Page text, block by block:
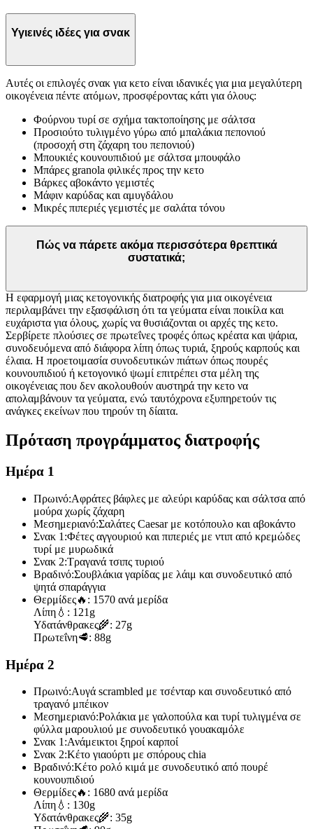
Υγιεινές ιδέες για σνακ
Αυτές οι επιλογές σνακ για κετο είναι ιδανικές για μια μεγαλύτερη
οικογένεια πέντε ατόμων, προσφέροντας κάτι για όλους:
Φούρνου τυρί σε σχήμα τακτοποίησης με σάλτσα
Προσιούτο τυλιγμένο γύρω από μπαλάκια πεπονιού
(προσοχή στη ζάχαρη του πεπονιού)
Μπουκιές κουνουπιδιού με σάλτσα μπουφάλο
Μπάρες granola φιλικές προς την κετο
Βάρκες αβοκάντο γεμιστές
Μάφιν καρύδας και αμυγδάλου
Μικρές πιπεριές γεμιστές με σαλάτα τόνου
Πώς να πάρετε ακόμα περισσότερα θρεπτικά
συστατικά;
Η εφαρμογή μιας κετογονικής διατροφής για μια οικογένεια
περιλαμβάνει την εξασφάλιση ότι τα γεύματα είναι ποικίλα και
ευχάριστα για όλους, χωρίς να θυσιάζονται οι αρχές της κετο.
Σερβίρετε πλούσιες σε πρωτεΐνες τροφές όπως κρέατα και ψάρια,
συνοδευόμενα από διάφορα λίπη όπως τυριά, ξηρούς καρπούς και
έλαια. Η προετοιμασία συνοδευτικών πιάτων όπως πουρές
κουνουπιδιού ή κετογονικό ψωμί επιτρέπει στα μέλη της
οικογένειας που δεν ακολουθούν αυστηρά την κετο να
απολαμβάνουν τα γεύματα, ενώ ταυτόχρονα εξυπηρετούν τις
ανάγκες εκείνων που τηρούν τη δίαιτα.
Πρόταση προγράμματος διατροφής
Ημέρα 1
Πρωινό:Αφράτες βάφλες με αλεύρι καρύδας και σάλτσα από
μούρα χωρίς ζάχαρη
Μεσημεριανό:Σαλάτες Caesar με κοτόπουλο και αβοκάντο
Σνακ 1:Φέτες αγγουριού και πιπεριές με ντιπ από κρεμώδες
τυρί με μυρωδικά
Σνακ 2:Τραγανά τσιπς τυριού
Βραδινό:Σουβλάκια γαρίδας με λάιμ και συνοδευτικό από
ψητά σπαράγγια
Θερμίδες🔥: 1570 ανά μερίδα
Λίπη 💧: 121g
Υδατάνθρακες🌾: 27g
Πρωτεΐνη🥩: 88g
Ημέρα 2
Πρωινό:Αυγά scrambled με τσένταρ και συνοδευτικό από
τραγανό μπέικον
Μεσημεριανό:Ρολάκια με γαλοπούλα και τυρί τυλιγμένα σε
φύλλα μαρουλιού με συνοδευτικό γουακαμόλε
Σνακ 1:Ανάμεικτοι ξηροί καρποί
Σνακ 2:Κέτο γιαούρτι με σπόρους chia
Βραδινό:Κέτο ρολό κιμά με συνοδευτικό από πουρέ
κουνουπιδιού
Θερμίδες🔥: 1680 ανά μερίδα
Λίπη 💧: 130g
Υδατάνθρακες🌾: 35g